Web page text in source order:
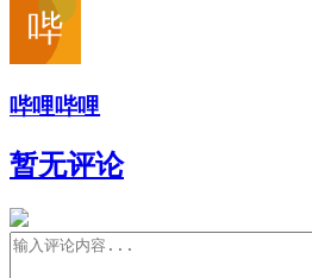
哔哩哔哩
暂无评论